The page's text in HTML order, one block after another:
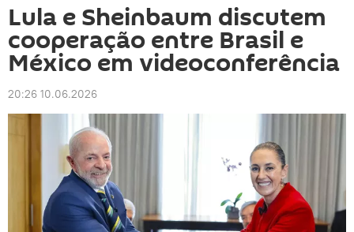
Lula e Sheinbaum discutem
cooperação entre Brasil e
México em videoconferência
20:26 10.06.2026